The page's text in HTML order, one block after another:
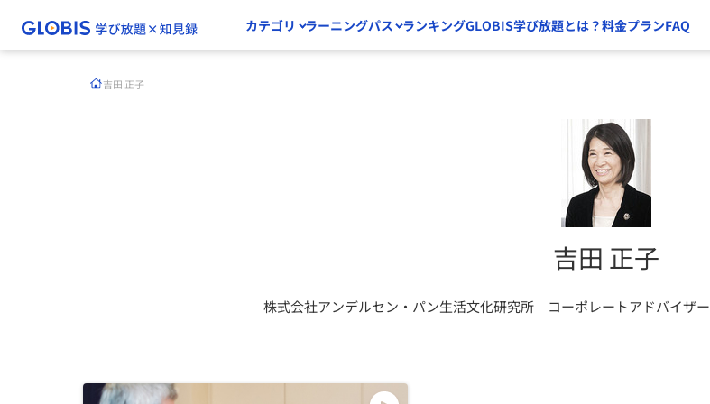
カテゴリ ラーニングパス ランキングGLOBIS学び放題とは？料金プランFAQ
吉田 正子
吉田 正子
株式会社アンデルセン・パン生活文化研究所 コーポレートアドバイザー